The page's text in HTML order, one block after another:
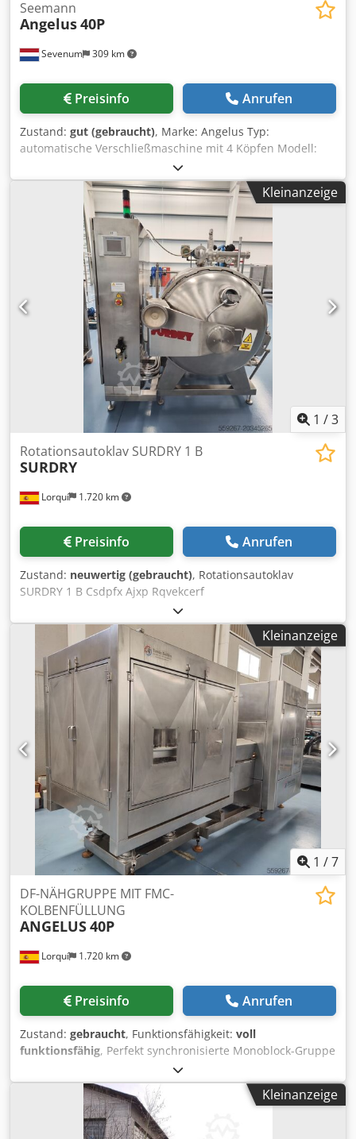
Sevenum 309 km
Seemann
Angelus40P
Preisinfo Anrufen
Zustand: gut (gebraucht), Marke: Angelus Typ:
automatische Verschließmaschine mit 4 Köpfen Modell:
40P Kapazität: bis zu 12.000 Dosen pro Stunde, abhängig
von Dosengröße, Produkt und Bedingungen Bereich:
Dosendurchmesser ø 52,5 - ø 99 mm (mit Hilfe von
Formatsätzen) Dosenhöhe bis zu 110 mm Gestell: Stahl,
lackiert in RAL9006 Abmessungen: L x B x H = 2.500 x 1.400
x 2.200 mm Gewicht: 2.500 kg Credpfx Aof Rtffjkcsf
Stromanschluss: 380 Volt - 50 Hz - 4 kW Merkmale:
geradlinige Zuführung ohne Schutzeinhausung
Werkzeugbestückung: Maschine ausgestattet für eine Dose
Ø 99 mm so wie sie ist oder nach Kundenspezifikation
Kleinanzeige
1 /3
Lorquí 1.720 km
Rotationsautoklav SURDRY 1 B
SURDRY
Preisinfo Anrufen
Zustand: neuwertig (gebraucht), Rotationsautoklav
SURDRY 1 B Csdpfx Ajxp Rqvekcerf
Kleinanzeige
1 /7
Lorquí 1.720 km
DF-NÄHGRUPPE MIT FMC-
KOLBENFÜLLUNG
ANGELUS40P
Preisinfo Anrufen
Zustand: gebraucht, Funktionsfähigkeit: voll
funktionsfähig, Perfekt synchronisierte Monoblock-Gruppe
von volumetrischen Kolbendosierern – Verschließern für
Dosen mit einem Durchmesser von bis zu 108 mm. Hohe
Dosiergenauigkeit. Credpfx Akewn Dl Hscef * Die
Produktion kann je nach Format und zu versiegelndem
Produkt variieren. Dosenhöhe max./min.: 178/38 mm.
Kleinanzeige